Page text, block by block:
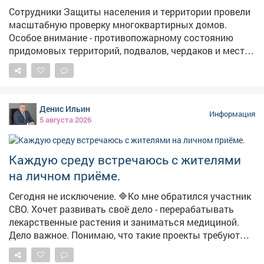
для дальнейшего закрепления материала в игровой
форме. #день_светофора #ПДД #библиотеки_мыски
#бибимотека_филиал2
Сотрудники Защиты населения и территории провели
масштабную проверку многоквартирных домов.
Особое внимание - противопожарному состоянию
придомовых территорий, подвалов, чердаков и мест
общего пользования. 📍 Кузнецкий район - осмотрены
подвалы на ул. Ленина и Луначарского для
автономные дымовые пожарные извещатели (АДПИ)
в неблагополучных семьях, многодетных и с детьми-
инвалидами. 📍 Новоильинский район - проверен
АДПИ в многодетной семье на пр. Авиаторов. 📍
Центральный район - осмотрены десятки домов по пр.
Строителей, Металлургов, ул. Орджоникидзе и другим
адресам. Проверены АДПИ в семьях с детьми-
инвалидами и неблагополучных семьях. Обследованы
подвалы-укрытия на пр. Пионерском и ул. Ермакова.
📍 Заводской район - проверены места проживания
неблагополучных семей в 13 микрорайоне, а также
АДПИ в коммунальном секторе на ул. 40 лет ВЛКСМ и
Климасенко. 📍 Орджоникидзевский район -
Денис Ильин
5 августа 2026
Информация
Каждую среду встречаюсь с жителями
на личном приёме.
Сегодня не исключение. 🔷Ко мне обратился участник
СВО. Хочет развивать своё дело - перерабатывать
лекарственные растения и заниматься медициной.
Дело важное. Понимаю, что такие проекты требуют
времени и средств. Но первый шаг уже сделан -
проконсультировали по мерам поддержки для